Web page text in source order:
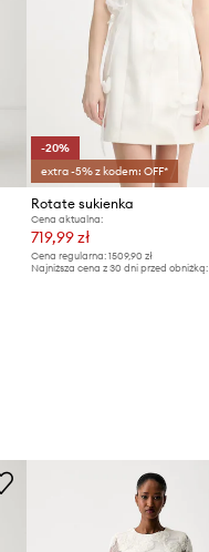
-20%
extra -5% z kodem: OFF*
Rotate sukienka
Cena aktualna:
719,99 zł
Cena regularna: 1509,90 zł
Najniższa cena z 30 dni przed obniżką: